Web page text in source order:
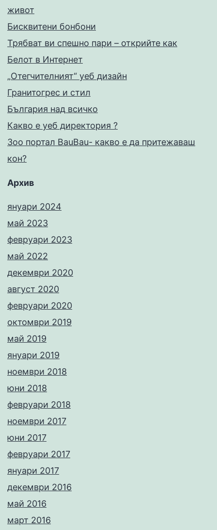
живот
Бисквитени бонбони
Трябват ви спешно пари – открийте как
Белот в Интернет
„Отегчителният“ уеб дизайн
Гранитогрес и стил
България над всичко
Какво е уеб директория ?
Зоо портал BauBau- какво е да притежаваш
кон?
Архив
януари 2024
май 2023
февруари 2023
май 2022
декември 2020
август 2020
февруари 2020
октомври 2019
май 2019
януари 2019
ноември 2018
юни 2018
февруари 2018
ноември 2017
юни 2017
февруари 2017
януари 2017
декември 2016
май 2016
март 2016